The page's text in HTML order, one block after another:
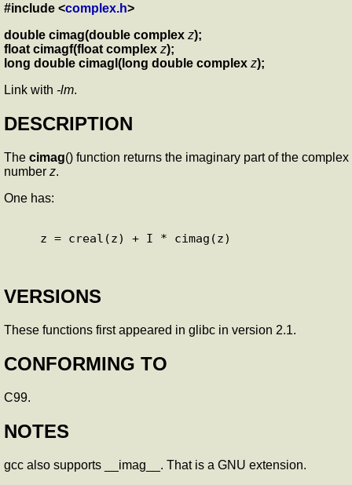
#include <complex.h>
double cimag(double complex z);
float cimagf(float complex z);
long double cimagl(long double complex z);
Link with -lm.
DESCRIPTION
The cimag() function returns the imaginary part of the complex
number z.
One has:
VERSIONS
These functions first appeared in glibc in version 2.1.
CONFORMING TO
C99.
NOTES
gcc also supports __imag__. That is a GNU extension.